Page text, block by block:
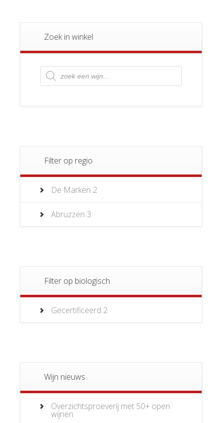
Zoek in winkel
Producten
zoeken
Filter op regio
De Marken 2
Abruzzen 3
Filter op biologisch
Gecertificeerd 2
Wijn nieuws
Overzichtsproeverij met 50+ open
wijnen